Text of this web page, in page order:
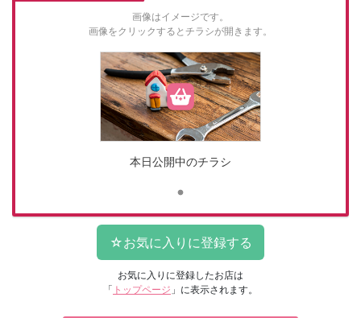
画像はイメージです。
画像をクリックするとチラシが開きます。
本日公開中のチラシ
お気に入りに登録したお店は
「 トップページ 」に表示されます。